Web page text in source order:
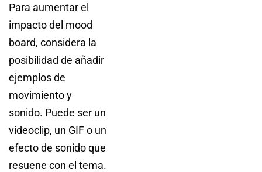
Para aumentar el
impacto del mood
board, considera la
posibilidad de añadir
ejemplos de
movimiento y
sonido. Puede ser un
videoclip, un GIF o un
efecto de sonido que
resuene con el tema.